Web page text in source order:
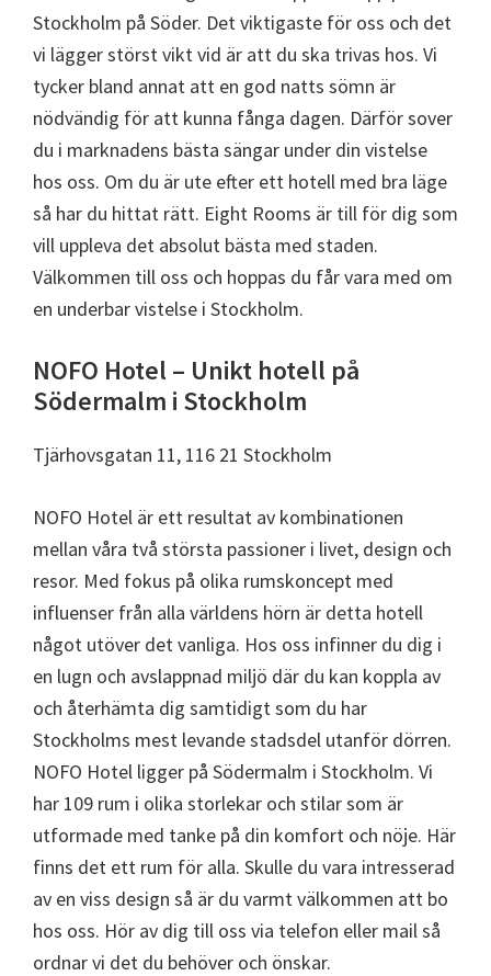
Stockholm på Söder. Det viktigaste för oss och det
vi lägger störst vikt vid är att du ska trivas hos. Vi
tycker bland annat att en god natts sömn är
nödvändig för att kunna fånga dagen. Därför sover
du i marknadens bästa sängar under din vistelse
hos oss. Om du är ute efter ett hotell med bra läge
så har du hittat rätt. Eight Rooms är till för dig som
vill uppleva det absolut bästa med staden.
Välkommen till oss och hoppas du får vara med om
en underbar vistelse i Stockholm.
NOFO Hotel – Unikt hotell på
Södermalm i Stockholm
Tjärhovsgatan 11, 116 21 Stockholm
NOFO Hotel är ett resultat av kombinationen
mellan våra två största passioner i livet, design och
resor. Med fokus på olika rumskoncept med
influenser från alla världens hörn är detta hotell
något utöver det vanliga. Hos oss infinner du dig i
en lugn och avslappnad miljö där du kan koppla av
och återhämta dig samtidigt som du har
Stockholms mest levande stadsdel utanför dörren.
NOFO Hotel ligger på Södermalm i Stockholm. Vi
har 109 rum i olika storlekar och stilar som är
utformade med tanke på din komfort och nöje. Här
finns det ett rum för alla. Skulle du vara intresserad
av en viss design så är du varmt välkommen att bo
hos oss. Hör av dig till oss via telefon eller mail så
ordnar vi det du behöver och önskar.